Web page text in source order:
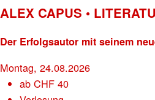
ALEX CAPUS •
Der Erfolgsautor mit seinem
Montag, 24.08.2026
abCHF 40